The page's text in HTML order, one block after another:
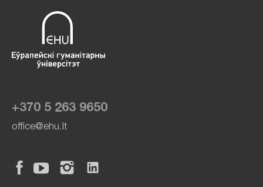
+370 5 263 9650
office@ehu.lt